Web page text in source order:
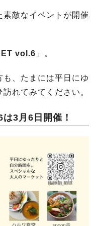
敵なイベントが開催
vol.6 」。
、たまには平日にゆ
れてみてください。
3月6日開催！